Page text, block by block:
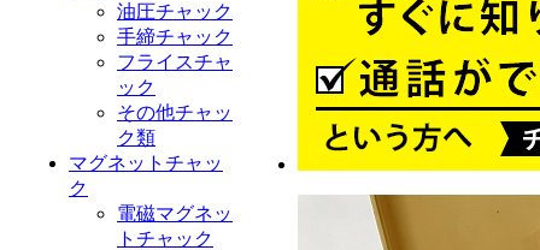
油圧チャック
手締チャック
フライスチャ
ック
その他チャッ
ク類
マグネットチャッ
ク
電磁マグネッ
トチャック